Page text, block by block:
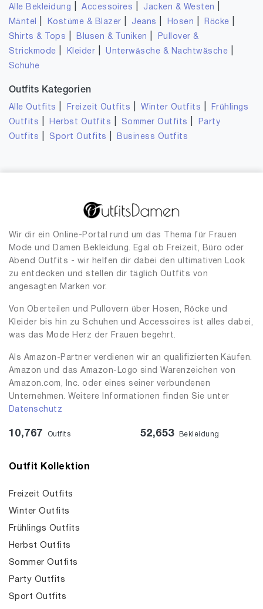
Alle Bekleidung |Accessoires Jacken & Westen
Mäntel Kostüme & Blazer Jeans Hosen Röcke
Shirts & Tops Blusen & Tuniken
Pullover &
Strickmode
Kleider |Unterwäsche & Nachtwäsche
Schuhe
Outfits Kategorien
Alle Outfits Freizeit Outfits |Winter Outfits
Frühlings
Outfits
Herbst Outfits Sommer Outfits
Party
Outfits
Sport Outfits Business Outfits
Wir dir ein Online-Portal rund um das Thema für Frauen
Mode und Damen Bekleidung. Egal ob Freizeit, Büro oder
Abend Outfits - wir helfen dir dabei den ultimativen Look
zu entdecken und stellen dir täglich Outfits von
angesagten Marken vor.
Von Oberteilen und Pullovern über Hosen, Röcke und
Kleider bis hin zu Schuhen und Accessoires ist alles dabei,
was das Mode Herz der Frauen begehrt.
Als Amazon-Partner verdienen wir an qualifizierten Käufen.
Amazon und das Amazon-Logo sind Warenzeichen von
Amazon.com, Inc. oder eines seiner verbundenen
Unternehmen. Weitere Informationen finden Sie unter
Datenschutz
10,767 Outfits 52,653 Bekleidung
Outfit Kollektion
Freizeit Outfits
Winter Outfits
Frühlings Outfits
Herbst Outfits
Sommer Outfits
Party Outfits
Sport Outfits